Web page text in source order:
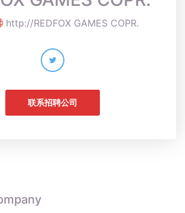
http://REDFOX GAMES COPR.
联系招聘公司